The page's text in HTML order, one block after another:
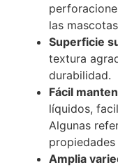
las
Superficie
textura
durabilidad.
Fácil
líquidos,
Algunas
Amplia